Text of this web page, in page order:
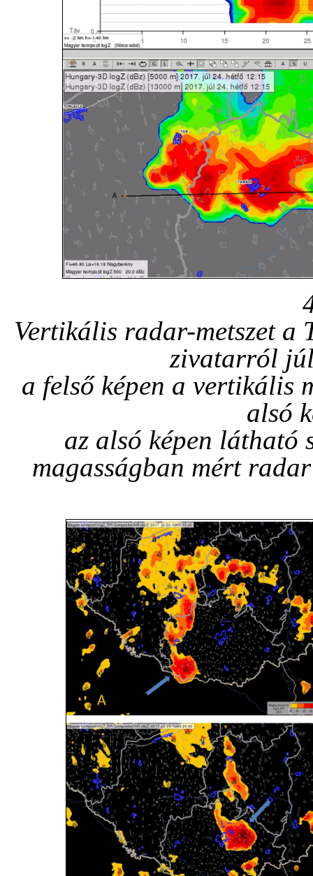
Vertikális radar-metszet a
zivatarról
a felső képen a vertikális
alsó
az alsó képen látható
magasságban mért